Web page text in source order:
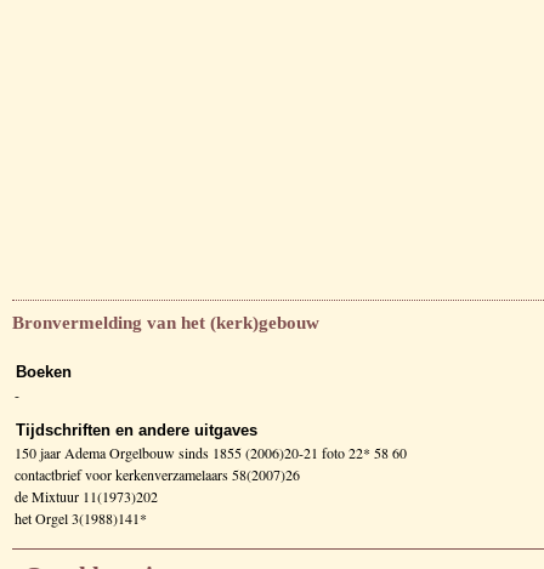
Bronvermelding van het (kerk)gebouw
Boeken
-
Tijdschriften en andere uitgaves
150 jaar Adema Orgelbouw sinds 1855 (2006)20-21 foto 22* 58 60
contactbrief voor kerkenverzamelaars 58(2007)26
de Mixtuur 11(1973)202
het Orgel 3(1988)141*